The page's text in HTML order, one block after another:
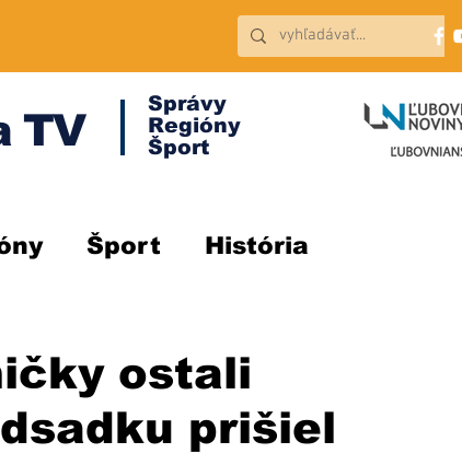
TV
Správy
Regióny
Šport
Šport História
ostali
prišiel